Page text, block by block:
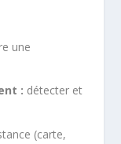
une
: détecter et
(carte,